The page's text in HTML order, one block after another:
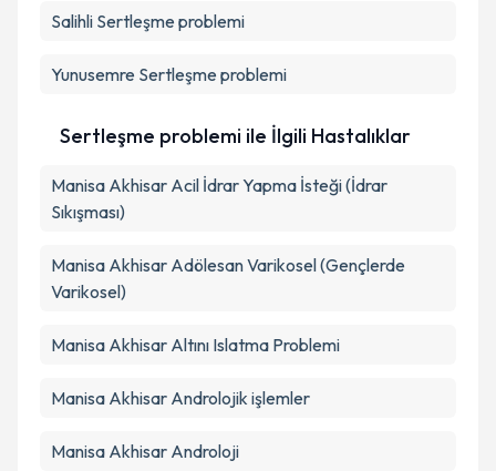
Salihli Sertleşme problemi
Yunusemre Sertleşme problemi
Sertleşme problemi ile İlgili Hastalıklar
Manisa Akhisar Acil İdrar Yapma İsteği (İdrar
Sıkışması)
Manisa Akhisar Adölesan Varikosel (Gençlerde
Varikosel)
Manisa Akhisar Altını Islatma Problemi
Manisa Akhisar Androlojik işlemler
Manisa Akhisar Androloji